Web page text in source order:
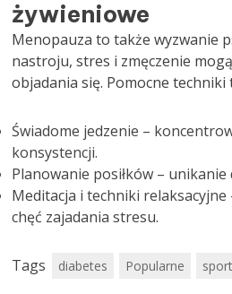
żywieniowe
Menopauza to także wyzwanie
nastroju, stres i zmęczenie
objadania się. Pomocne techniki
Świadome jedzenie –
konsystencji.
Planowanie posiłków – unikanie
Meditacja i techniki relaksacyjne
chęć zajadania stresu.
Tags diabetes Popularne sport